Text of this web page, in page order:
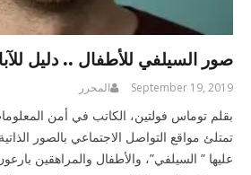
صور السيلفي للأطفال .. دليل
September 19, 2019 المحرر
بقلم توماس فولتين، الكاتب في أمن
تمتلئ مواقع التواصل الاجتماعي بالصور
عليها ” السيلفي”، والأطفال والمراهقين